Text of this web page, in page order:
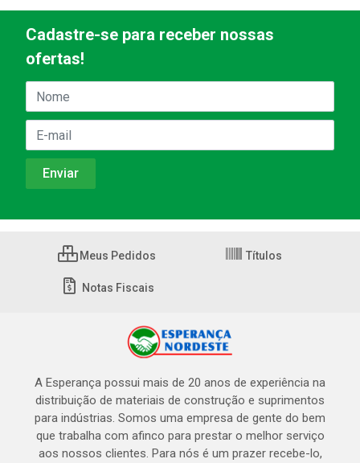
Cadastre-se para receber nossas
ofertas!
Meus Pedidos Títulos
Notas Fiscais
A Esperança possui mais de 20 anos de experiência na
distribuição de materiais de construção e suprimentos
para indústrias. Somos uma empresa de gente do bem
que trabalha com afinco para prestar o melhor serviço
aos nossos clientes. Para nós é um prazer recebe-lo,